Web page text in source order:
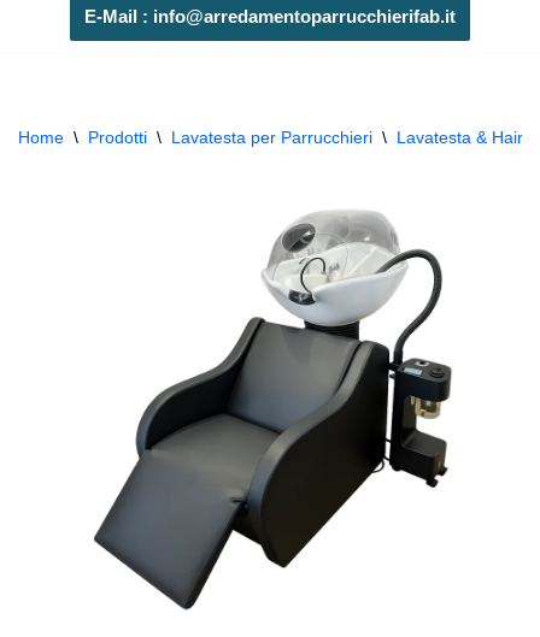
E-Mail : info@arredamentoparrucchierifab.it
Home \ Prodotti \ Lavatesta per Parrucchieri \ Lavatesta & Hair